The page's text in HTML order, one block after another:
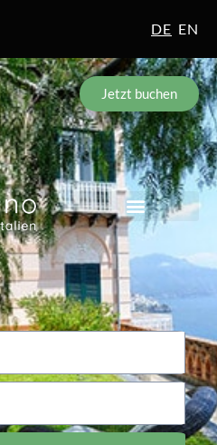
DE EN
Jetzt buchen